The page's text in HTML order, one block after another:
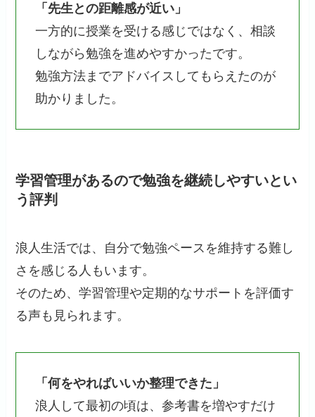
「先生との距離感が近い」
一方的に授業を受ける感じではなく、相談
しながら勉強を進めやすかったです。
勉強方法までアドバイスしてもらえたのが
助かりました。
学習管理があるので勉強を継続しやすいとい
う評判
浪人生活では、自分で勉強ペースを維持する難し
さを感じる人もいます。
そのため、学習管理や定期的なサポートを評価す
る声も見られます。
「何をやればいいか整理できた」
浪人して最初の頃は、参考書を増やすだけ